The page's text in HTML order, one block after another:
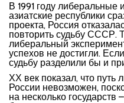
В 1991 году либеральные
азиатские республики
проекта, Россия
повторить судьбу СССР.
либеральный
успехов не достигли.
судьбу разделили бы и
ХХ век показал, что путь
России невозможен,
на несколько государств